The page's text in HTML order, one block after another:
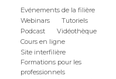
Evénements de la filière
Webinars
Tutoriels
Podcast
Vidéothèque
Cours en ligne
Site interfilière
Formations pour les
professionnels